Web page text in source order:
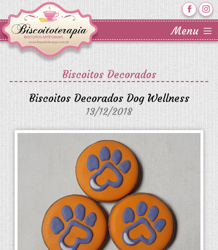
Biscoitos Decorados
Biscoitos Decorados Dog Wellness
13/12/2018